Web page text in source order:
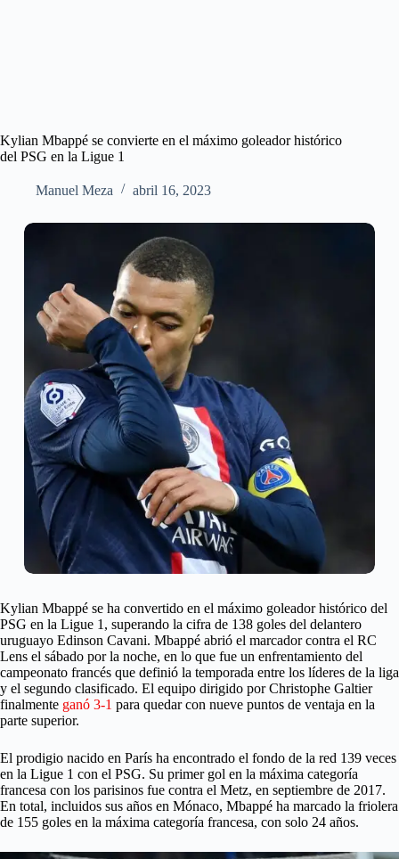
Kylian Mbappé se convierte en el máximo goleador histórico
del PSG en la Ligue 1
Manuel Meza abril 16, 2023
Kylian Mbappé se ha convertido en el máximo goleador histórico del
PSG en la Ligue 1, superando la cifra de 138 goles del delantero
uruguayo Edinson Cavani. Mbappé abrió el marcador contra el RC
Lens el sábado por la noche, en lo que fue un enfrentamiento del
campeonato francés que definió la temporada entre los líderes de la liga
y el segundo clasificado. El equipo dirigido por Christophe Galtier
finalmente ganó 3-1 para quedar con nueve puntos de ventaja en la
parte superior.
El prodigio nacido en París ha encontrado el fondo de la red 139 veces
en la Ligue 1 con el PSG. Su primer gol en la máxima categoría
francesa con los parisinos fue contra el Metz, en septiembre de 2017.
En total, incluidos sus años en Mónaco, Mbappé ha marcado la friolera
de 155 goles en la máxima categoría francesa, con solo 24 años.